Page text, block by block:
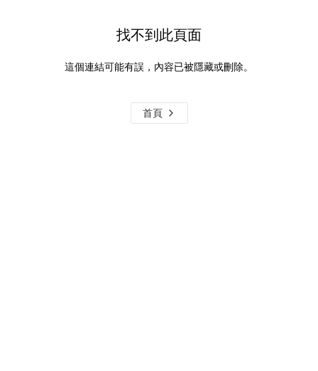
找不到此頁面
這個連結可能有誤，內容已被隱藏或刪除。
首頁